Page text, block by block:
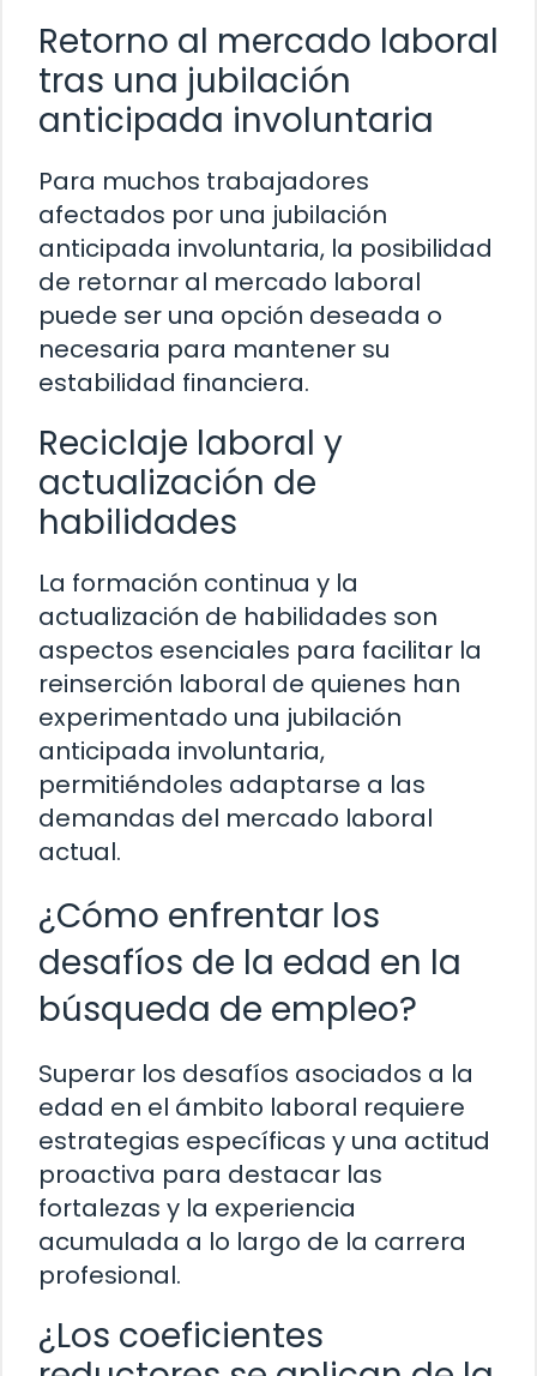
Retorno al mercado laboral
tras una jubilación
anticipada involuntaria
Para muchos trabajadores
afectados por una jubilación
anticipada involuntaria, la posibilidad
de retornar al mercado laboral
puede ser una opción deseada o
necesaria para mantener su
estabilidad financiera.
Reciclaje laboral y
actualización de
habilidades
La formación continua y la
actualización de habilidades son
aspectos esenciales para facilitar la
reinserción laboral de quienes han
experimentado una jubilación
anticipada involuntaria,
permitiéndoles adaptarse a las
demandas del mercado laboral
actual.
¿Cómo enfrentar los
desafíos de la edad en la
búsqueda de empleo?
Superar los desafíos asociados a la
edad en el ámbito laboral requiere
estrategias específicas y una actitud
proactiva para destacar las
fortalezas y la experiencia
acumulada a lo largo de la carrera
profesional.
¿Los coeficientes